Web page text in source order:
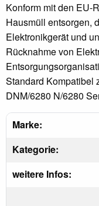
Konform mit den EU-
Hausmüll entsorgen,
Elektronikgerät und
Rücknahme von
Standard Kompatibel
DNM/6280 N/6280
Marke:
Kategorie:
weitere Infos: